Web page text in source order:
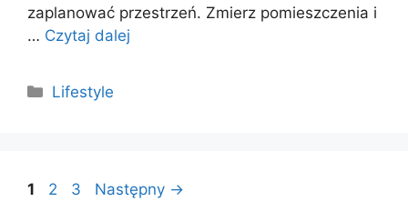
zaplanować przestrzeń. Zmierz pomieszczenia i
… Czytaj dalej
Kategorie
Lifestyle
Strona
1 Strona
2 Strona
3 Następny →